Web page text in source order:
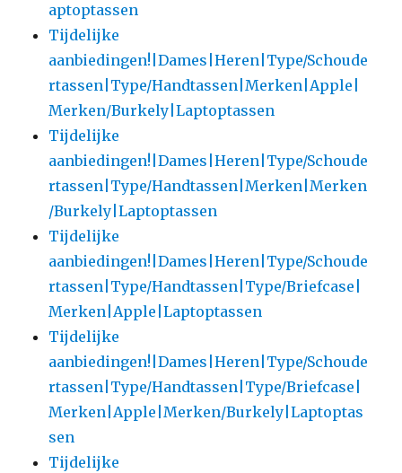
aptoptassen
Tijdelijke
aanbiedingen!|Dames|Heren|Type/Schoude
rtassen|Type/Handtassen|Merken|Apple|
Merken/Burkely|Laptoptassen
Tijdelijke
aanbiedingen!|Dames|Heren|Type/Schoude
rtassen|Type/Handtassen|Merken|Merken
/Burkely|Laptoptassen
Tijdelijke
aanbiedingen!|Dames|Heren|Type/Schoude
rtassen|Type/Handtassen|Type/Briefcase|
Merken|Apple|Laptoptassen
Tijdelijke
aanbiedingen!|Dames|Heren|Type/Schoude
rtassen|Type/Handtassen|Type/Briefcase|
Merken|Apple|Merken/Burkely|Laptoptas
sen
Tijdelijke